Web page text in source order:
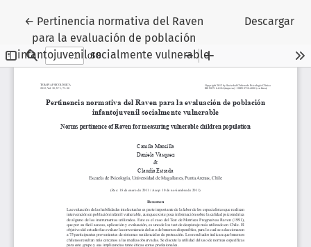
← Volver a los detalles del artículo
Pertinencia normativa del Raven
para la evaluación de población
infantojuvenil socialmente vulnerable
Descargar